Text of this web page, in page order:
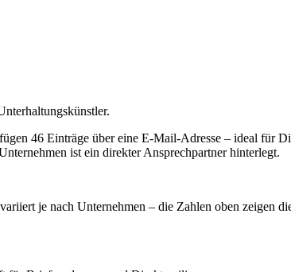
46 Einträge über eine E-Mail-Adresse – ideal für
ist ein direkter Ansprechpartner hinterlegt.
je nach Unternehmen – die Zahlen oben zeigen